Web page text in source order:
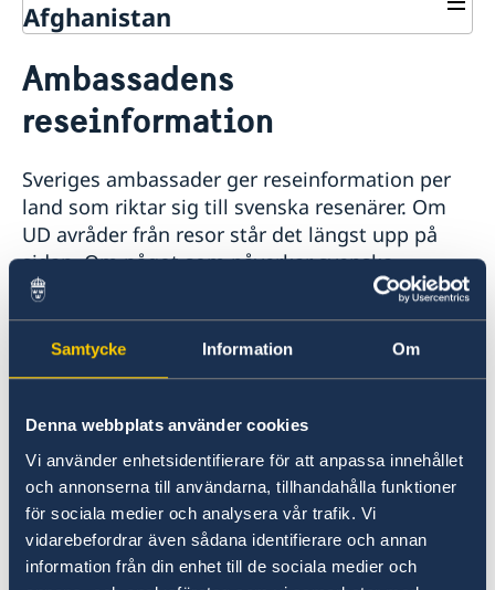
Samtycke Information Om
Denna webbplats använder cookies
Vi använder enhetsidentifierare för att anpassa innehållet
och annonserna till användarna, tillhandahålla funktioner
för sociala medier och analysera vår trafik. Vi
vidarebefordrar även sådana identifierare och annan
information från din enhet till de sociala medier och
Afghanistan
Hjälp till svenskar i Afghanistan
Rösta i Afghanistan
Reseinformation
Aktuella händelser
Ambassadens
reseinformation
Sveriges ambassader ger reseinformation per
land som riktar sig till svenska resenärer. Om
UD avråder från resor står det längst upp på
sidan. Om något som påverkar svenska
resenärer händer i landet publiceras det under
rubriken Aktuella händelser.
Senast uppdaterad 14 juli 2026, 15.30
Utrikesdepartementet har sedan 2006 haft en
avrådan från alla resor till Afghanistan på
grund av säkerhetsläget och sedan augusti
2021 uppmanas alla svenskar att därutöver
lämna Afghanistan och det gäller fortsatt. En